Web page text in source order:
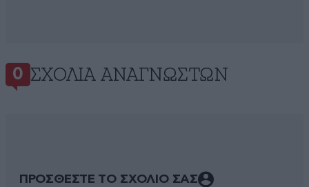
0 ΣΧΌΛΙΑ ΑΝΑΓΝΩΣΤΏΝ
ΠΡΟΣΘΕΣΤΕ ΤΟ ΣΧΟΛΙΟ ΣΑΣ